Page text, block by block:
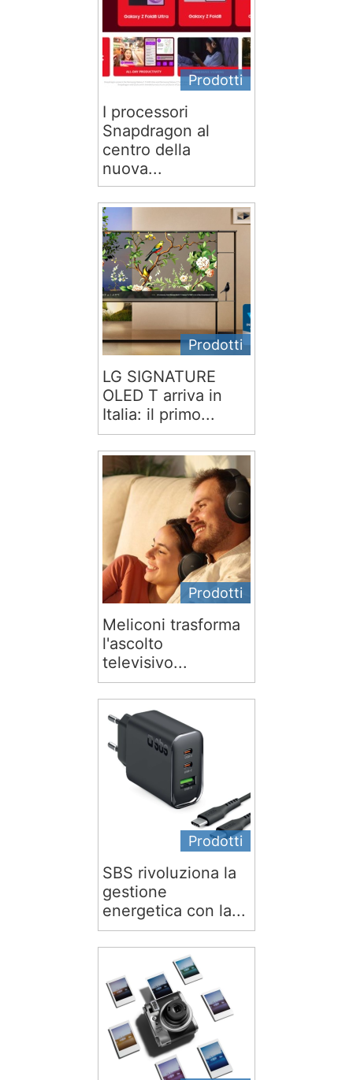
Prodotti
I processori
Snapdragon al
centro della
nuova...
Prodotti
LG SIGNATURE
OLED T arriva in
Italia: il primo...
Prodotti
Meliconi trasforma
l'ascolto
televisivo...
Prodotti
SBS rivoluziona la
gestione
energetica con la...